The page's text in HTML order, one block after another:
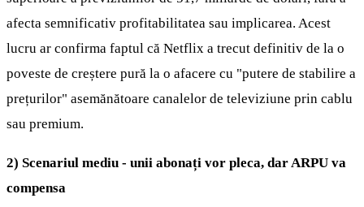
afecta semnificativ profitabilitatea sau implicarea. Acest
lucru ar confirma faptul că Netflix a trecut definitiv de la o
poveste de creștere pură la o afacere cu "putere de stabilire a
prețurilor" asemănătoare canalelor de televiziune prin cablu
sau premium.
2) Scenariul mediu - unii abonați vor pleca, dar ARPU va
compensa